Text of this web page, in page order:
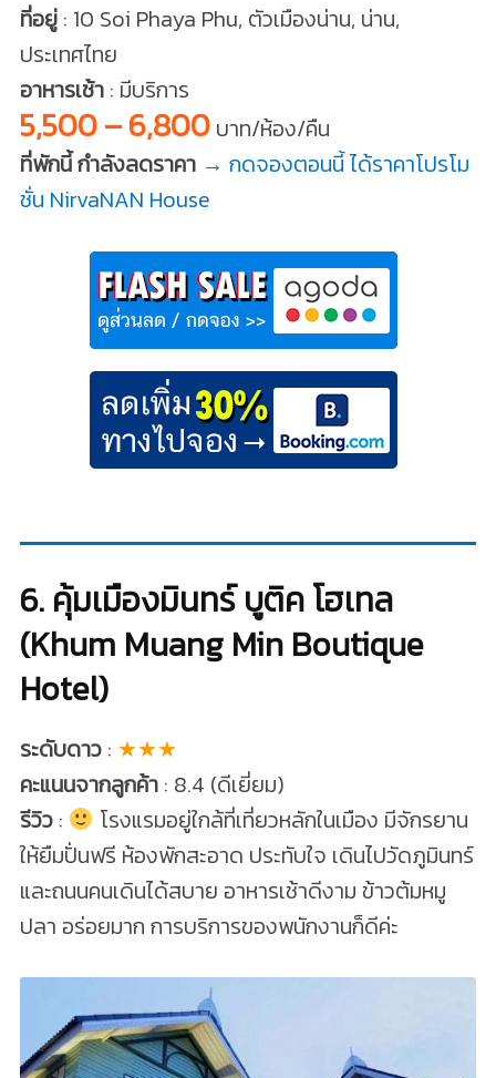
ที่อยู่: 10 Soi Phaya Phu, ตัวเมืองน่าน, น่าน,
ประเทศไทย
อาหารเช้า: มีบริการ
5,500 – 6,800บาท/ห้อง/คืน
ที่พักนี้ กำลังลดราคา → กดจองตอนนี้ ได้ราคาโปรโม
ชั่น NirvaNAN House
6. คุ้มเมืองมินทร์ บูติค โฮเทล
(Khum Muang Min Boutique
Hotel)
ระดับดาว: ★★★
คะแนนจากลูกค้า : 8.4 (ดีเยี่ยม)
รีวิว:
โรงแรมอยู่ใกล้ที่เที่ยวหลักในเมือง มีจักรยาน
ให้ยืมปั่นฟรี ห้องพักสะอาด ประทับใจ เดินไปวัดภูมินทร์
และถนนคนเดินได้สบาย อาหารเช้าดีงาม ข้าวต้มหมู
ปลา อร่อยมาก การบริการของพนักงานก็ดีค่ะ